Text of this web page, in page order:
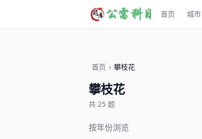
首页 城市
首页 › 攀枝花
攀枝花
共 25 题
按年份浏览